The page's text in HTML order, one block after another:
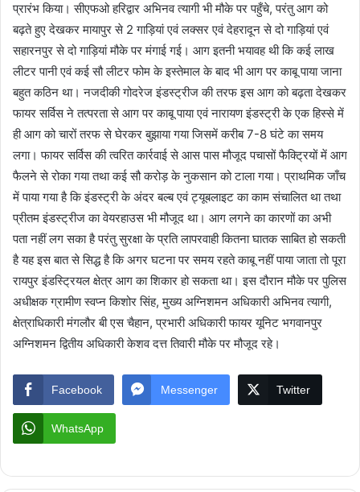
प्रारंभ किया। सीएफओ हरिद्वार अभिनव त्यागी भी मौके पर पहुँचे, परंतु आग को
बढ़ते हुए देखकर मायापुर से 2 गाड़ियां एवं लक्सर एवं देहरादून से दो गाड़ियां एवं
सहारनपुर से दो गाड़ियां मौके पर मंगाई गई। आग इतनी भयावह थी कि कई लाख
लीटर पानी एवं कई सौ लीटर फोम के इस्तेमाल के बाद भी आग पर काबू पाया जाना
बहुत कठिन था। नजदीकी गोदरेज इंडस्ट्रीज की तरफ इस आग को बढ़ता देखकर
फायर सर्विस ने तत्परता से आग पर काबू पाया एवं नारायण इंडस्ट्री के एक हिस्से में
ही आग को चारों तरफ से घेरकर बुझाया गया जिसमें करीब 7-8 घंटे का समय
लगा। फायर सर्विस की त्वरित कार्रवाई से आस पास मौजूद पचासों फैक्ट्रियों में आग
फैलने से रोका गया तथा कई सौ करोड़ के नुकसान को टाला गया। प्राथमिक जाँच
में पाया गया है कि इंडस्ट्री के अंदर बल्ब एवं ट्यूबलाइट का काम संचालित था तथा
प्रीतम इंडस्ट्रीज का वेयरहाउस भी मौजूद था। आग लगने का कारणों का अभी
पता नहीं लग सका है परंतु सुरक्षा के प्रति लापरवाही कितना घातक साबित हो सकती
है यह इस बात से सिद्ध है कि अगर घटना पर समय रहते काबू नहीं पाया जाता तो पूरा
रायपुर इंडस्ट्रियल क्षेत्र आग का शिकार हो सकता था। इस दौरान मौके पर पुलिस
अधीक्षक ग्रामीण स्वप्न किशोर सिंह, मुख्य अग्निशमन अधिकारी अभिनव त्यागी,
क्षेत्राधिकारी मंगलौर बी एस चैहान, प्रभारी अधिकारी फायर यूनिट भगवानपुर
अग्निशमन द्वितीय अधिकारी केशव दत्त तिवारी मौके पर मौजूद रहे।
Facebook Messenger Twitter
WhatsApp